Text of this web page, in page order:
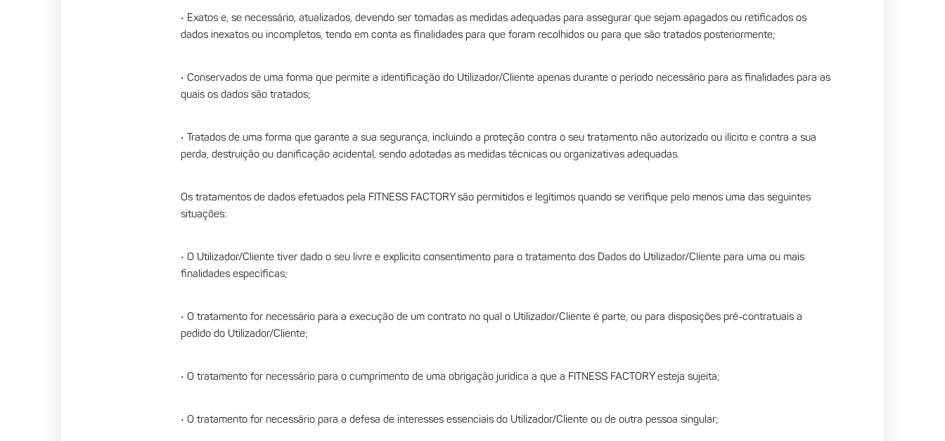
• Exatos e, se necessário, atualizados, devendo ser tomadas as medidas adequadas para assegurar que sejam apagados ou retificados os
dados inexatos ou incompletos, tendo em conta as finalidades para que foram recolhidos ou para que são tratados posteriormente;
• Conservados de uma forma que permite a identificação do Utilizador/Cliente apenas durante o período necessário para as finalidades para as
quais os dados são tratados;
• Tratados de uma forma que garante a sua segurança, incluindo a proteção contra o seu tratamento não autorizado ou ilícito e contra a sua
perda, destruição ou danificação acidental, sendo adotadas as medidas técnicas ou organizativas adequadas.
Os tratamentos de dados efetuados pela FITNESS FACTORY são permitidos e legítimos quando se verifique pelo menos uma das seguintes
situações:
• O Utilizador/Cliente tiver dado o seu livre e explícito consentimento para o tratamento dos Dados do Utilizador/Cliente para uma ou mais
finalidades específicas;
• O tratamento for necessário para a execução de um contrato no qual o Utilizador/Cliente é parte, ou para disposições pré-contratuais a
pedido do Utilizador/Cliente;
• O tratamento for necessário para o cumprimento de uma obrigação jurídica a que a FITNESS FACTORY esteja sujeita;
• O tratamento for necessário para a defesa de interesses essenciais do Utilizador/Cliente ou de outra pessoa singular;